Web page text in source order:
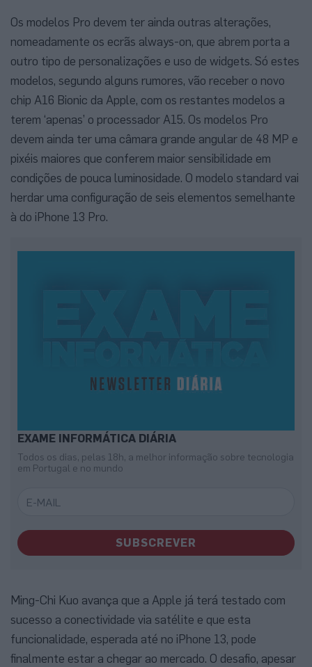
Os modelos Pro devem ter ainda outras alterações,
nomeadamente os ecrãs always-on, que abrem porta a
outro tipo de personalizações e uso de widgets. Só estes
modelos, segundo alguns rumores, vão receber o novo
chip A16 Bionic da Apple, com os restantes modelos a
terem ‘apenas’ o processador A15. Os modelos Pro
devem ainda ter uma câmara grande angular de 48 MP e
pixéis maiores que conferem maior sensibilidade em
condições de pouca luminosidade. O modelo standard vai
herdar uma configuração de seis elementos semelhante
à do iPhone 13 Pro.
EXAME INFORMÁTICA DIÁRIA
Todos os dias, pelas 18h, a melhor informação sobre tecnologia
em Portugal e no mundo
SUBSCREVER
Ming-Chi Kuo avança que a Apple já terá testado com
sucesso a conectividade via satélite e que esta
funcionalidade, esperada até no iPhone 13, pode
finalmente estar a chegar ao mercado. O desafio, apesar